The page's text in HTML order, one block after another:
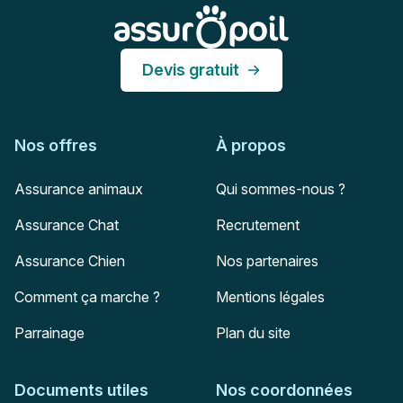
Devis gratuit
Nos offres
Assurance animaux
Assurance Chat
Assurance Chien
Comment ça marche ?
Parrainage
À propos
Qui sommes-nous ?
Recrutement
Nos partenaires
Mentions légales
Plan du site
Documents utiles Nos coordonnées